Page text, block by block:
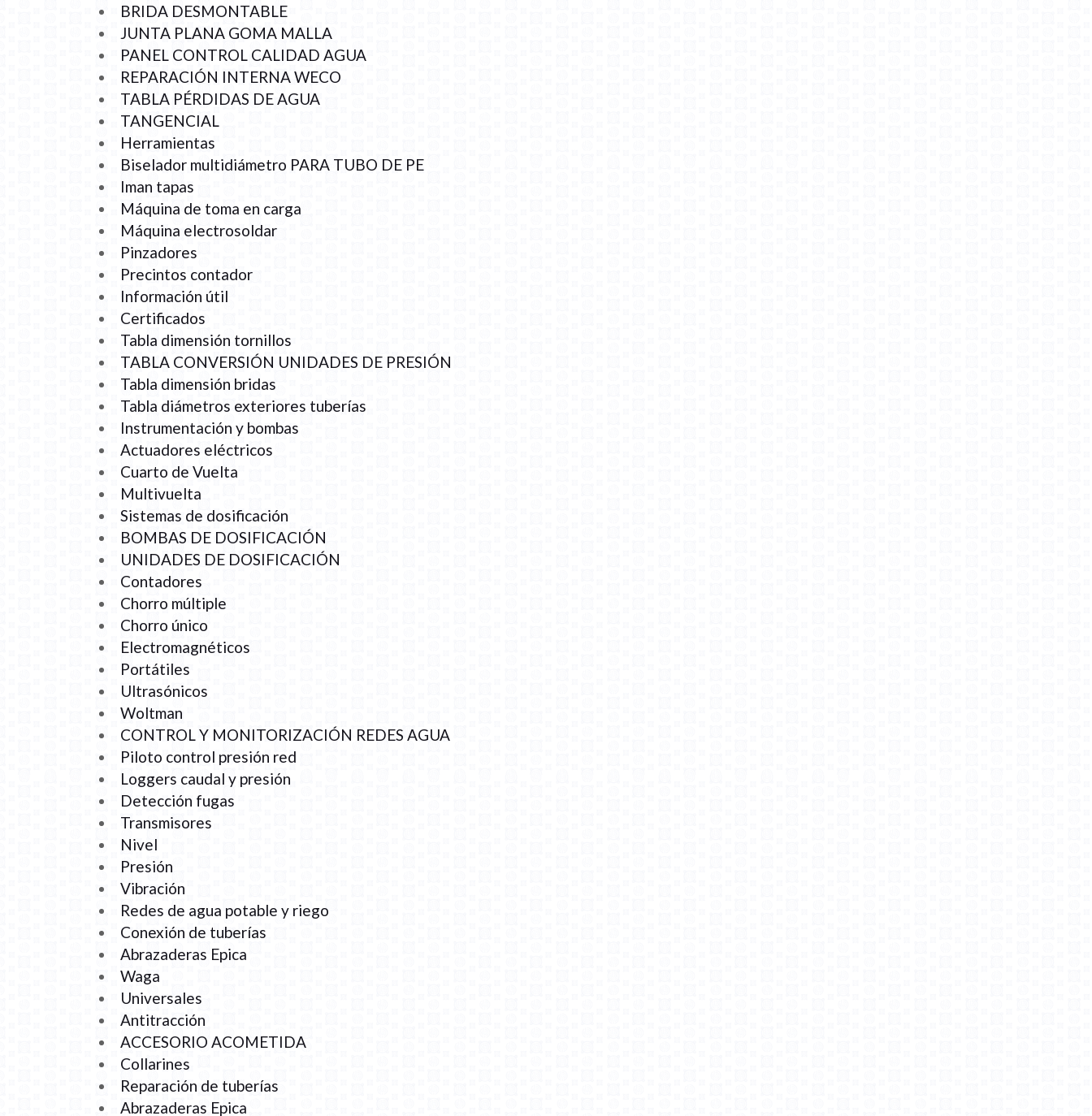
BRIDA DESMONTABLE
JUNTA PLANA GOMA MALLA
PANEL CONTROL CALIDAD AGUA
REPARACIÓN INTERNA WECO
TABLA PÉRDIDAS DE AGUA
TANGENCIAL
Herramientas
Biselador multidiámetro PARA TUBO DE PE
Iman tapas
Máquina de toma en carga
Máquina electrosoldar
Pinzadores
Precintos contador
Información útil
Certificados
Tabla dimensión tornillos
TABLA CONVERSIÓN UNIDADES DE PRESIÓN
Tabla dimensión bridas
Tabla diámetros exteriores tuberías
Instrumentación y bombas
Actuadores eléctricos
Cuarto de Vuelta
Multivuelta
Sistemas de dosificación
BOMBAS DE DOSIFICACIÓN
UNIDADES DE DOSIFICACIÓN
Contadores
Chorro múltiple
Chorro único
Electromagnéticos
Portátiles
Ultrasónicos
Woltman
CONTROL Y MONITORIZACIÓN REDES AGUA
Piloto control presión red
Loggers caudal y presión
Detección fugas
Transmisores
Nivel
Presión
Vibración
Redes de agua potable y riego
Conexión de tuberías
Abrazaderas Epica
Waga
Universales
Antitracción
ACCESORIO ACOMETIDA
Collarines
Reparación de tuberías
Abrazaderas Epica